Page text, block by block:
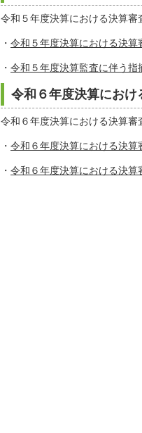
令和５年度決算における決算審
・ 令和５年度決算における決算
・ 令和５年度決算監査に伴う指
令和６年度決算にお
令和６年度決算における決算審
・ 令和６年度決算における決算
・ 令和６年度決算における決